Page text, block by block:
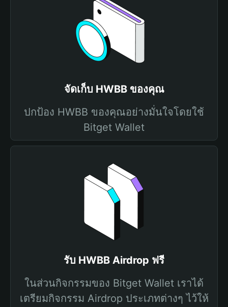
จัดเก็บ HWBB ของคุณ
ปกป้อง HWBB ของคุณอย่างมั่นใจโดยใช้
Bitget Wallet
รับ HWBB Airdrop ฟรี
ในส่วนกิจกรรมของ Bitget Wallet เราได้
เตรียมกิจกรรม Airdrop ประเภทต่างๆ ไว้ให้